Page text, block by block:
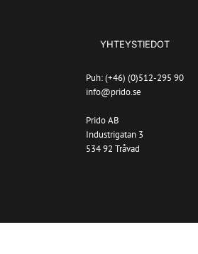
YHTEYSTIEDOT
Puh: (+46) (0)512-295 90
info@prido.se
Prido AB
Industrigatan 3
534 92 Tråvad